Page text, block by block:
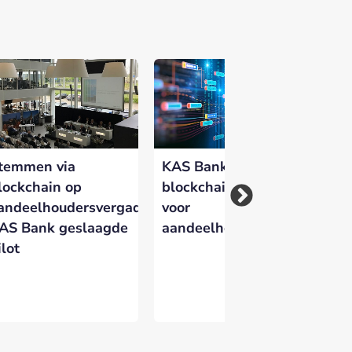
en zichtbaar te maken op
via
op
Bank geslaagde
KAS Bank wil
blockchain inzetten
voor